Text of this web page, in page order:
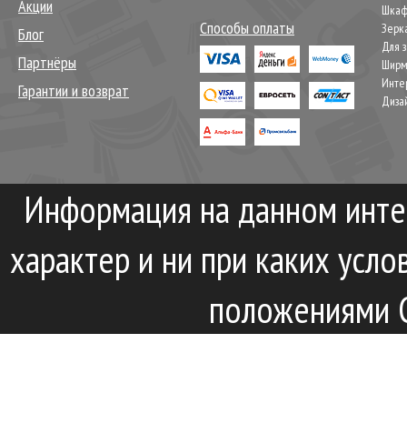
Акции
Блог
Партнёры
Гарантии и возврат
Способы оплаты
Для
Информация на данном
характер и ни при каких
положениями